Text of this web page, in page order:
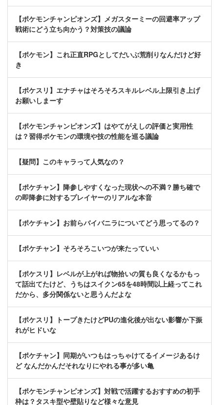
【ポケモンチャンピオンズ】メガスターミーの回避率アップ
戦術にどう立ち向かう？対策技の議論
【ポケモン】これ正直RPGとしてだいぶ荒削りなんだけど好
き
【ポケスリ】エナチャはそろそろスキルレベル上限引き上げ
お願いしまーす
【ポケモンチャンピオンズ】はやてがえしの評価と実用性
は？習得ポケモンの環境や技の性能を巡る議論
【疑問】このキャラって人気なの？
【ポケチャン】降参しやすくなった現状への不満？勝ち確で
の即降参に対するプレイヤーのリアルな本音
【ポケチャン】お前らバイバニラについてどう思ってるの？
【ポケチャン】そろそろこいつが来たっていい
【ポケスリ】レベルが上がれば物拾いの質も良くなるかもっ
て話出てたけど、うちはスイクン65を48時間以上経ってこれ
だから、多分関係ないと思うんだよな
【ポケスリ】トープきたけどPUの進化後が出ない影響か下振
れがヒドいな
【ポケチャン】同期がいつもはっちゃけてるイメージあるけ
ど なんだかんだそれなりにやれる事が多い亀
【ポケモンチャンピオンズ】対戦で活躍するおすすめの初手
枠は？タスキ型や壁貼りなど様々な意見